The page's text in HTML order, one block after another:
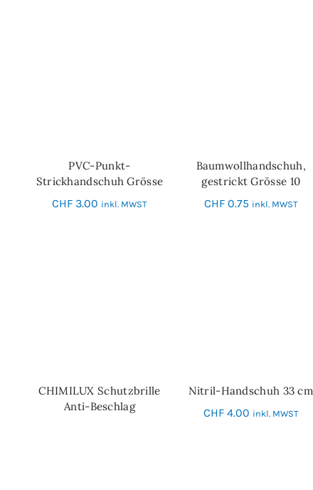
IN DEN WARENKORB
PVC-Punkt-
Strickhandschuh Grösse
CHF 3.00 inkl. MWST
IN DEN WARENKORB
Baumwollhandschuh,
gestrickt Grösse 10
CHF 0.75 inkl. MWST
WEITERLESEN
CHIMILUX Schutzbrille
Anti-Beschlag
SCHNELL-EINKAUF
Nitril-Handschuh 33 cm
CHF 4.00 inkl. MWST